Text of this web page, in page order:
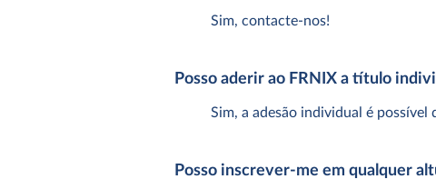
Sim, contacte-nos!
Posso aderir ao FRNIX a título
Sim, a adesão individual é possível
Posso inscrever-me em qualquer